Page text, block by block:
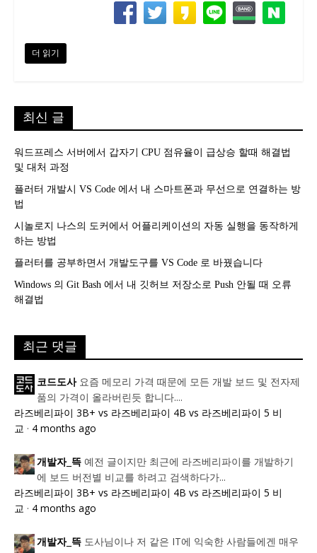
더 읽기
최신 글
워드프레스 서버에서 갑자기 CPU 점유율이 급상승 할때 해결법
및 대처 과정
플러터 개발시 VS Code 에서 내 스마트폰과 무선으로 연결하는 방
법
시놀로지 나스의 도커에서 어플리케이션의 자동 실행을 동작하게
하는 방법
플러터를 공부하면서 개발도구를 VS Code 로 바꿨습니다
Windows 의 Git Bash 에서 내 깃허브 저장소로 Push 안될 때 오류
해결법
최근 댓글
코드도사 요즘 메모리 가격 때문에 모든 개발 보드 및 전자제
품의 가격이 올라버린듯 합니다....
라즈베리파이 3B+ vs 라즈베리파이 4B vs 라즈베리파이 5 비
교 · 4 months ago
개발자_뜩 예전 글이지만 최근에 라즈베리파이를 개발하기
에 보드 버전별 비교를 하려고 검색하다가...
라즈베리파이 3B+ vs 라즈베리파이 4B vs 라즈베리파이 5 비
교 · 4 months ago
개발자_뜩 도사님이나 저 같은 IT에 익숙한 사람들에겐 매우